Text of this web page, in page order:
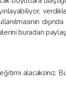
buradan
alacaksınız.